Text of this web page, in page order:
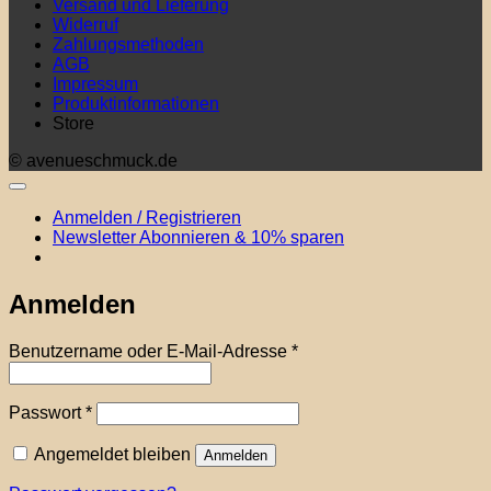
Versand und Lieferung
Widerruf
Zahlungsmethoden
AGB
Impressum
Produktinformationen
Store
© avenueschmuck.de
Anmelden / Registrieren
Newsletter Abonnieren & 10% sparen
Anmelden
Benutzername oder E-Mail-Adresse *Erforderlich
Passwort*Erforderlich
Angemeldet bleiben Anmelden